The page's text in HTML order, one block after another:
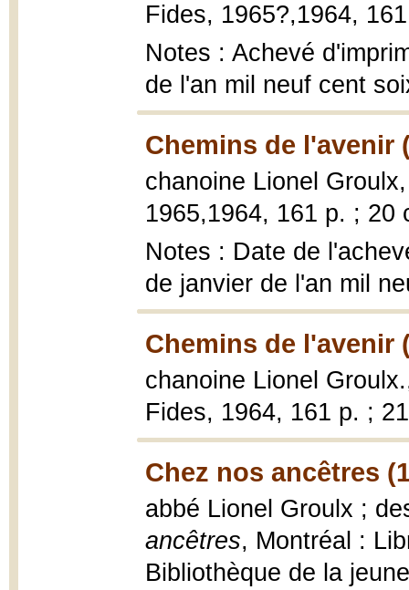
Fides, 1965?,1964,
Notes : Achevé
de l'an mil neuf cent
Chemins de l'avenir
chanoine Lionel
1965,1964, 161 p. ; 20
Notes : Date de
de janvier de l'an mil
Chemins de l'avenir
chanoine Lionel
Fides, 1964, 161 p. ;
Chez nos ancêtres
abbé Lionel Groulx ;
ancêtres, Montréal :
Bibliothèque de la